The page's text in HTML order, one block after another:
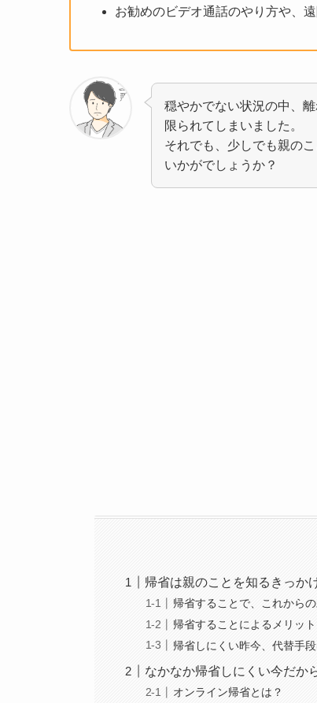
お勧めのビデオ通話のやり方や、
穏やかでない状況の中、
限られてしまいました。
それでも、少しでも親の
いかがでしょうか？
帰省は親のことを知るきっか
帰省することで、これから
帰省することによるメリット
帰省しにくい昨今、代替手
なかなか帰省しにくい今だか
オンライン帰省とは？